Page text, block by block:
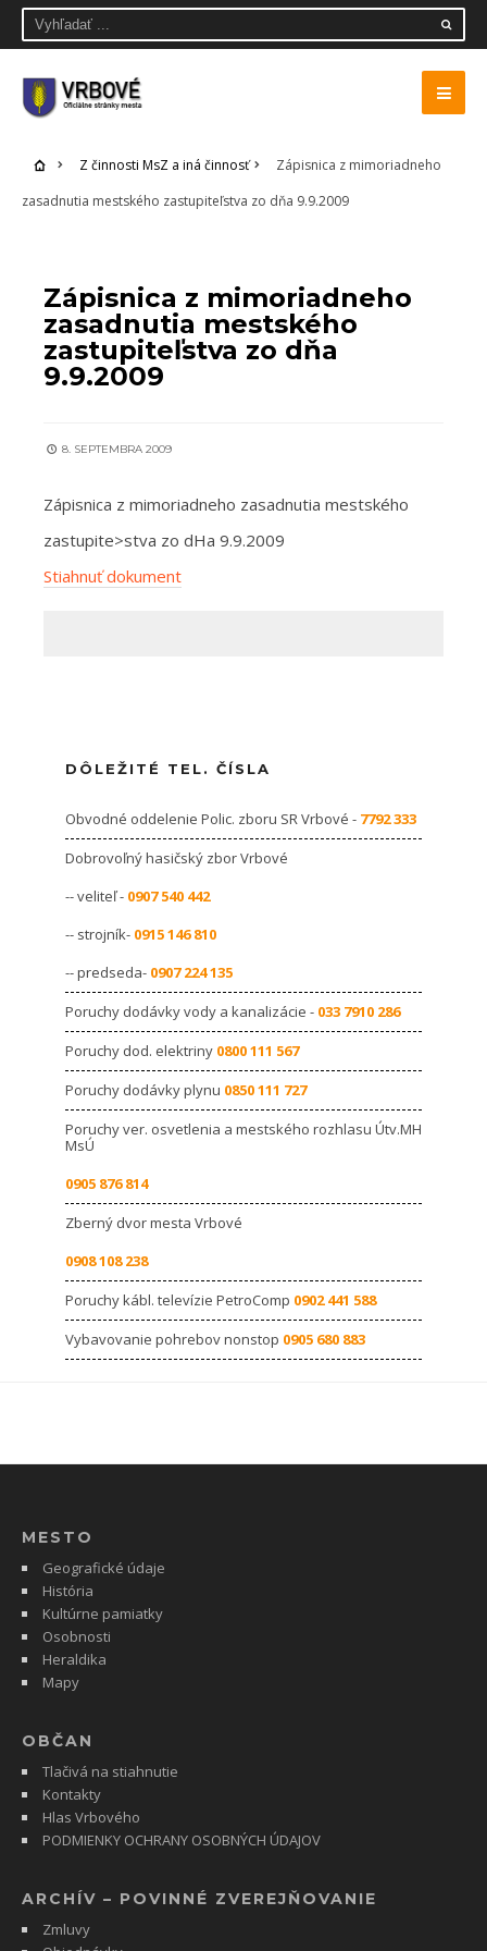
Z činnosti MsZ a iná činnosť
Zápisnica z mimoriadneho
zasadnutia mestského zastupiteľstva zo dňa 9.9.2009
Zápisnica z mimoriadneho
zasadnutia mestského
zastupiteľstva zo dňa
9.9.2009
8. SEPTEMBRA 2009
Zápisnica z mimoriadneho zasadnutia mestského
zastupite>stva zo dHa 9.9.2009
Stiahnuť dokument
DÔLEŽITÉ TEL. ČÍSLA
Obvodné oddelenie Polic. zboru SR Vrbové - 7792 333
Dobrovoľný hasičský zbor Vrbové
-- veliteľ - 0907 540 442
-- strojník- 0915 146 810
-- predseda- 0907 224 135
Poruchy dodávky vody a kanalizácie - 033 7910 286
Poruchy dod. elektriny 0800 111 567
Poruchy dodávky plynu 0850 111 727
Poruchy ver. osvetlenia a mestského rozhlasu Útv.MH
MsÚ
0905 876 814
Zberný dvor mesta Vrbové
0908 108 238
Poruchy kábl. televízie PetroComp 0902 441 588
Vybavovanie pohrebov nonstop 0905 680 883
MESTO
Geografické údaje
História
Kultúrne pamiatky
Osobnosti
Heraldika
Mapy
OBČAN
Tlačivá na stiahnutie
Kontakty
Hlas Vrbového
PODMIENKY OCHRANY OSOBNÝCH ÚDAJOV
ARCHÍV – POVINNÉ ZVEREJŇOVANIE
Zmluvy